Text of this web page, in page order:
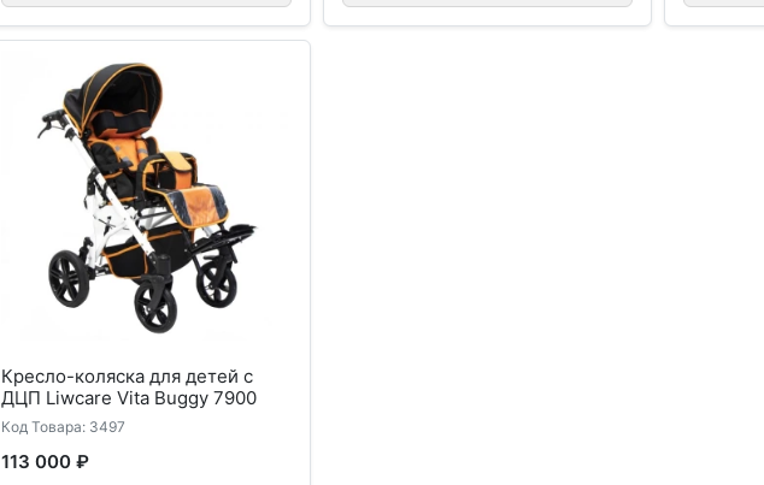
Кресло-коляска для детей с
ДЦП Liwcare Vita Buggy 7900
Код Товара: 3497
113 000 ₽